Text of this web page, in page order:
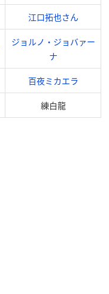
江口拓也さん
ジョルノ・ジョバァー
ナ
百夜ミカエラ
練白龍